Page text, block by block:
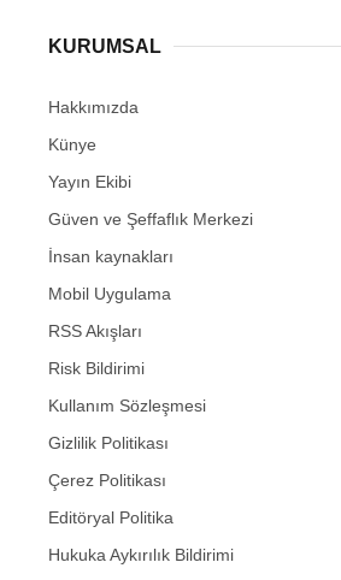
KURUMSAL
Hakkımızda
Künye
Yayın Ekibi
Güven ve Şeffaflık Merkezi
İnsan kaynakları
Mobil Uygulama
RSS Akışları
Risk Bildirimi
Kullanım Sözleşmesi
Gizlilik Politikası
Çerez Politikası
Editöryal Politika
Hukuka Aykırılık Bildirimi